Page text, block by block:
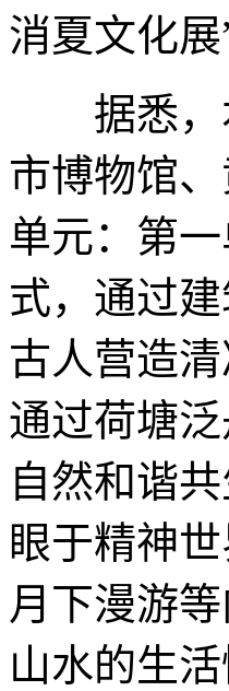
消夏文化
据悉，本
市博物馆
单元：第
式，通过
古人营造
通过荷塘
自然和谐
眼于精神
月下漫游
山水的生活